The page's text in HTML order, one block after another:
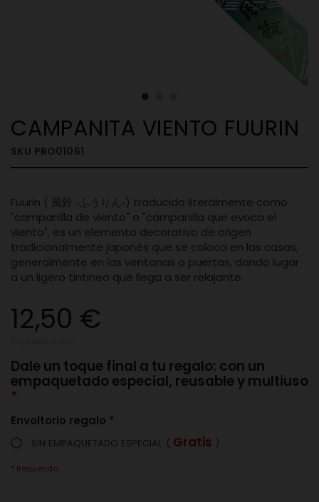
CAMPANITA VIENTO FUURIN
SKU PRO01061
Fuurin ( 風鈴 -ふうりん-) traducido literalmente como
"campanilla de viento" o "campanilla que evoca el
viento", es un elemento decorativo de origen
tradicionalmente japonés que se coloca en las casas,
generalmente en las ventanas o puertas, dando lugar
a un ligero tintineo que llega a ser relajante.
12,50 €
Dale un toque final a tu regalo: con un
empaquetado especial, reusable y multiuso
Envoltorio regalo
SIN EMPAQUETADO ESPECIAL ( Gratis )
* Requerido